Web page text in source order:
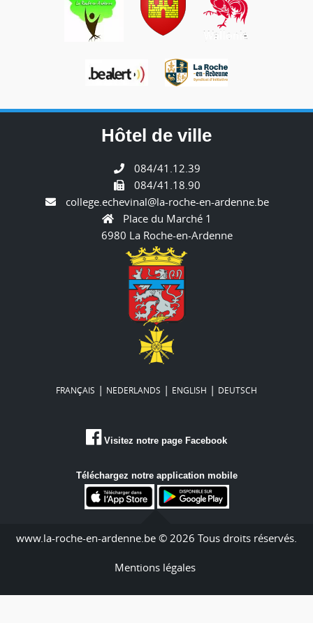
Hôtel de ville
084/41.12.39
084/41.18.90
college.echevinal@la-roche-en-ardenne.be
Place du Marché 1
6980 La Roche-en-Ardenne
FRANÇAIS | NEDERLANDS | ENGLISH | DEUTSCH
Visitez notre page Facebook
Téléchargez notre application mobile
www.la-roche-en-ardenne.be © 2026 Tous droits réservés.
Mentions légales